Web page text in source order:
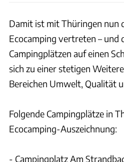
Damit ist mit Thüringen nun
Ecocamping vertreten – und
Campingplätzen auf einen
sich zu einer stetigen
Bereichen Umwelt, Qualität
Folgende Campingplätze in
Ecocamping-Auszeichnung:
- Campingplatz Am